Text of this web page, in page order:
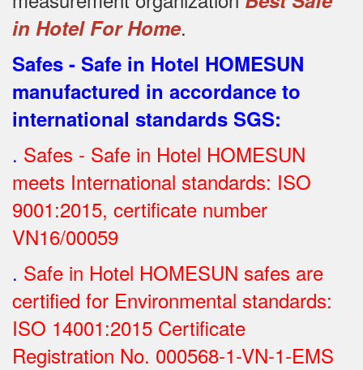
in Hotel For Home.
Safes - Safe in Hotel HOMESUN
manufactured in accordance to
international standards SGS:
. Safes - Safe in Hotel HOMESUN
meets International standards: ISO
9001:2015, certificate number
VN16/00059
. Safe in Hotel HOMESUN safes are
certified for Environmental standards:
ISO 14001:2015 Certificate
Registration No. 000568-1-VN-1-EMS